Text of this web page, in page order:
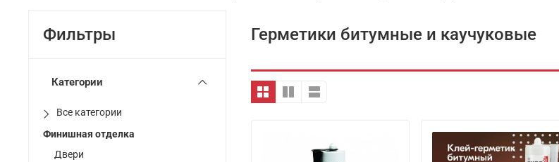
Герметики битумные и каучуковые
Фильтры
Категории
Все категории
Финишная отделка
Двери